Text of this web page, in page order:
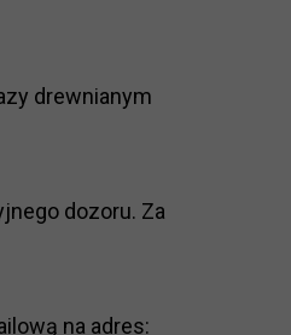
drewnianym
dozoru. Za
na adres: